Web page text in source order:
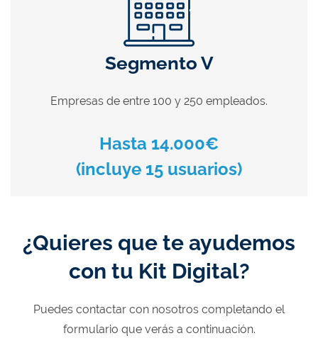
Segmento V
Empresas de entre 100 y 250 empleados.
Hasta 14.000€
(incluye 15 usuarios)
¿Quieres que te ayudemos
con tu Kit Digital?
Puedes contactar con nosotros completando el
formulario que verás a continuación.